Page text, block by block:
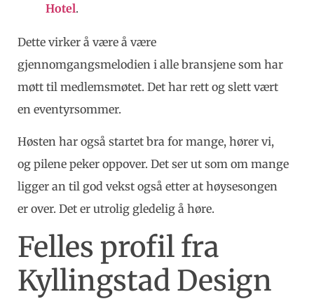
Hotel.
Dette virker å være å være
gjennomgangsmelodien i alle bransjene som har
møtt til medlemsmøtet. Det har rett og slett vært
en eventyrsommer.
Høsten har også startet bra for mange, hører vi,
og pilene peker oppover. Det ser ut som om mange
ligger an til god vekst også etter at høysesongen
er over. Det er utrolig gledelig å høre.
Felles profil fra
Kyllingstad Design